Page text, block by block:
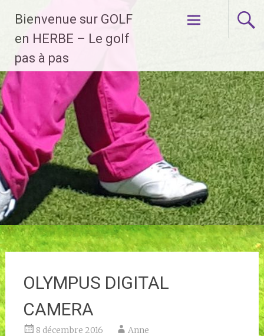
contenu
Bienvenue sur GOLF
en HERBE – Le golf
pas à pas
OLYMPUS DIGITAL
CAMERA
8 décembre 2016 Anne